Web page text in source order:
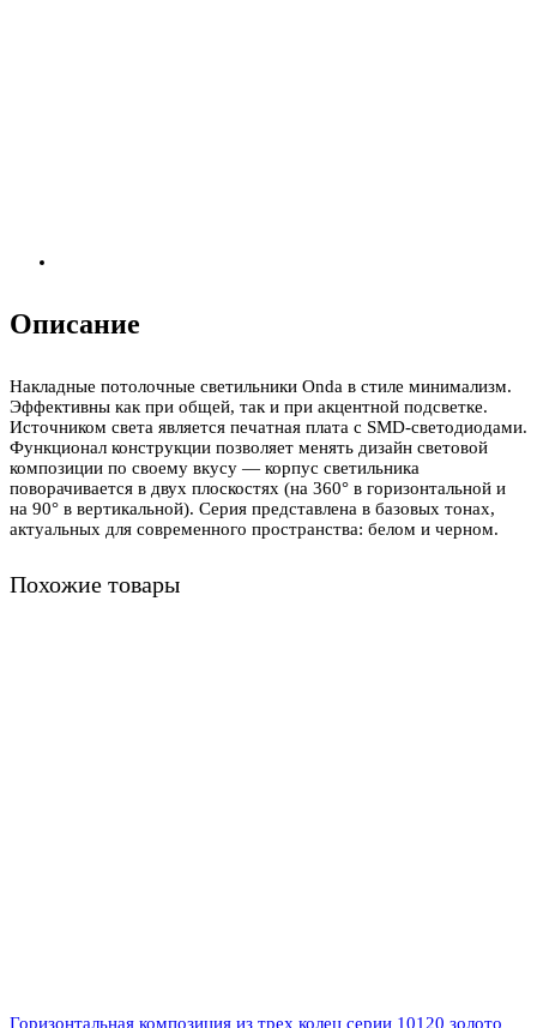
Описание
Накладные потолочные светильники Onda в стиле минимализм.
Эффективны как при общей, так и при акцентной подсветке.
Источником света является печатная плата с SMD-светодиодами.
Функционал конструкции позволяет менять дизайн световой
композиции по своему вкусу — корпус светильника
поворачивается в двух плоскостях (на 360° в горизонтальной и
на 90° в вертикальной). Серия представлена в базовых тонах,
актуальных для современного пространства: белом и черном.
Похожие товары
Горизонтальная композиция из трех колец серии 10120 золото